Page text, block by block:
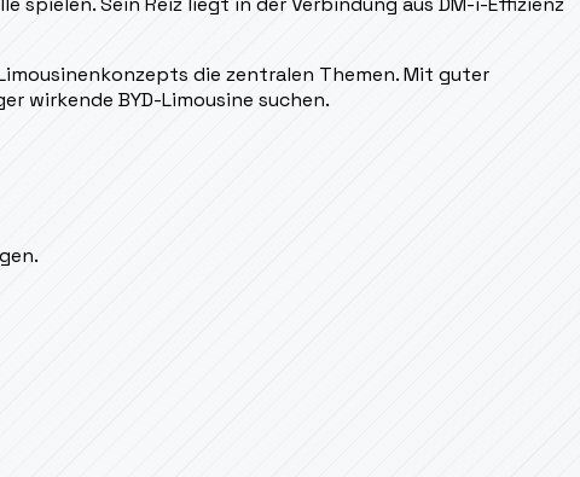
die zentralen Themen. Mit guter
wirkende BYD-Limousine suchen.